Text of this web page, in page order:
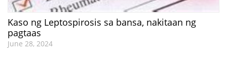
Kaso ng Leptospirosis sa bansa, nakitaan ng
pagtaas
June 28, 2024